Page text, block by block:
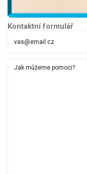
Kontaktní formulář